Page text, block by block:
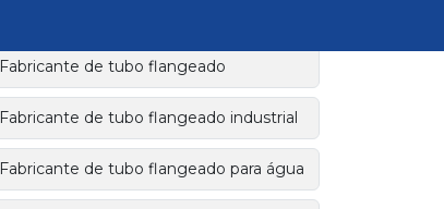
Fabricante de tubo flangeado
Fabricante de tubo flangeado industrial
Fabricante de tubo flangeado para água